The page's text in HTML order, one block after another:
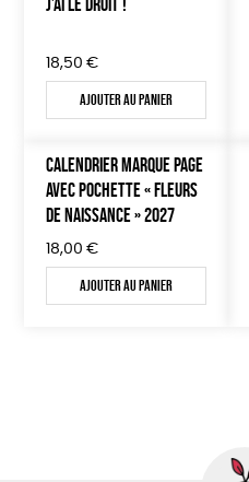
18,50 €
Ajouter au panier
CALENDRIER MARQUE PAGE
AVEC POCHETTE « FLEURS
DE NAISSANCE » 2027
18,00 €
Ajouter au panier